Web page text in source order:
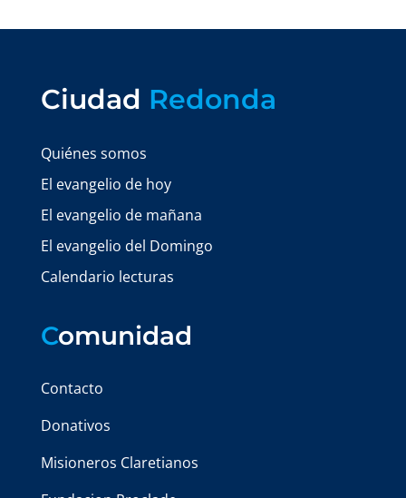
Ciudad Redonda
Quiénes somos
El evangelio de hoy
El evangelio de mañana
El evangelio del Domingo
Calendario lecturas
Comunidad
Contacto
Donativos
Misioneros Claretianos